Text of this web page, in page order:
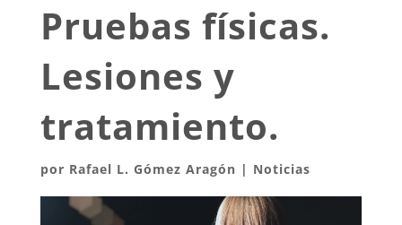
Pruebas físicas.
Lesiones y
tratamiento.
por Rafael L. Gómez Aragón | Noticias